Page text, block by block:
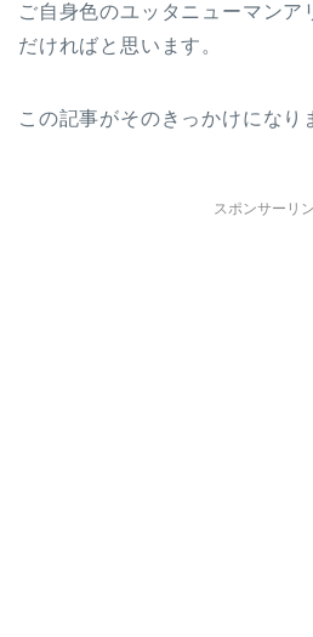
ご自身色のユッタニューマンア
だければと思います。
この記事がそのきっかけになり
スポンサーリ